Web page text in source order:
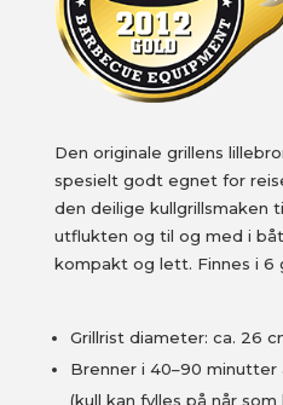
Den originale grillens
spesielt godt egnet for
den deilige kullgrillsmaken
utflukten og til og med i
kompakt og lett. Finnes i 6
Grillrist diameter: ca. 26
Brenner i 40–90 minutter
(kull kan fylles på når som